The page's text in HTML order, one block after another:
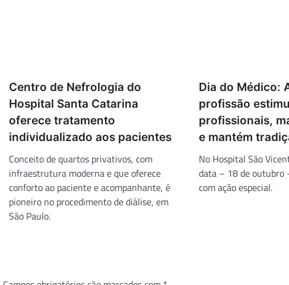
Centro de Nefrologia do
Hospital Santa Catarina
oferece tratamento
individualizado aos pacientes
Conceito de quartos privativos, com
infraestrutura moderna e que oferece
conforto ao paciente e acompanhante, é
pioneiro no procedimento de diálise, em
São Paulo.
Dia do Médico:
profissão
profissionais,
e mantém
No Hospital São
data – 18 de outubro
com ação especial.